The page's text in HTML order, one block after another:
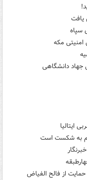
سپاه
امنیتی مکه
دانشگاهی
ایتالیا
به شکست است
از فالح الفیاض